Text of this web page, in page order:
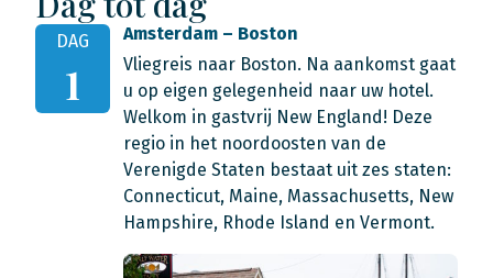
DAG
1
Amsterdam – Boston
Vliegreis naar Boston. Na aankomst gaat
u op eigen gelegenheid naar uw hotel.
Welkom in gastvrij New England! Deze
regio in het noordoosten van de
Verenigde Staten bestaat uit zes staten:
Connecticut, Maine, Massachusetts, New
Hampshire, Rhode Island en Vermont.